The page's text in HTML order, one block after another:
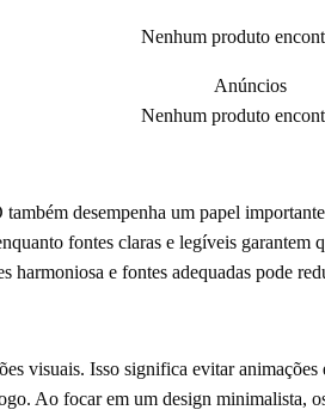
Nenhum produto
Anúncios
Nenhum produto
desempenha um papel
fontes claras e legíveis
e fontes adequadas pode
visuais. Isso significa evitar animações
Ao focar em um design minimalista,